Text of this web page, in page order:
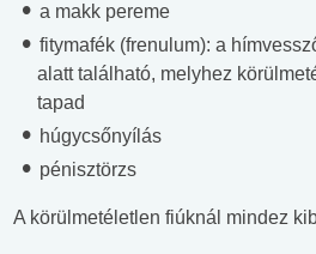
a makk pereme
fitymafék (frenulum): a
alatt található, melyhez
tapad
húgycsőnyílás
pénisztörzs
A körülmetéletlen fiúknál mindez